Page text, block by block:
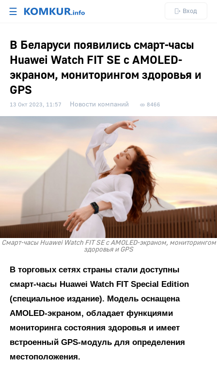
☰ Вход
В Беларуси появились смарт-часы
Huawei Watch FIT SE с AMOLED-
экраном, мониторингом здоровья и
GPS
13 Окт 2023, 11:57 Новости компаний 8466
Смарт-часы Huawei Watch FIT SE с AMOLED-экраном, мониторингом
здоровья и GPS
В торговых сетях страны стали доступны
смарт-часы Huawei Watch FIT Special Edition
(специальное издание). Модель оснащена
AMOLED-экраном, обладает функциями
мониторинга состояния здоровья и имеет
встроенный GPS-модуль для определения
местоположения.